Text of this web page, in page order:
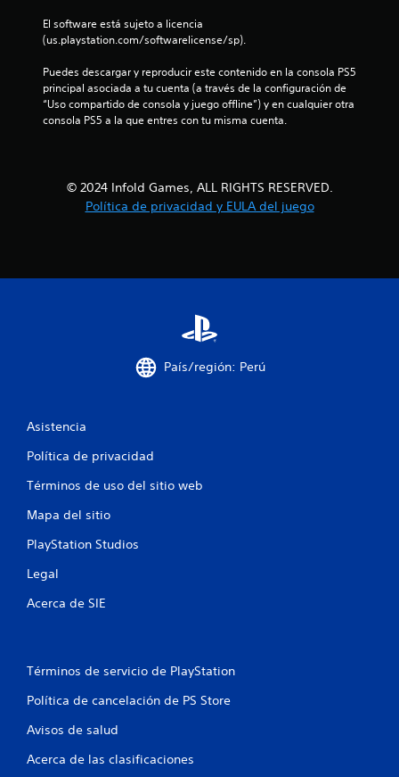
El software está sujeto a licencia
(us.playstation.com/softwarelicense/sp).
Puedes descargar y reproducir este contenido en la consola PS5
principal asociada a tu cuenta (a través de la configuración de
“Uso compartido de consola y juego offline”) y en cualquier otra
consola PS5 a la que entres con tu misma cuenta.
© 2024 Infold Games, ALL RIGHTS RESERVED.
Política de privacidad y EULA del juego
País/región: Perú
Asistencia
Política de privacidad
Términos de uso del sitio web
Mapa del sitio
PlayStation Studios
Legal
Acerca de SIE
Términos de servicio de PlayStation
Política de cancelación de PS Store
Avisos de salud
Acerca de las clasificaciones